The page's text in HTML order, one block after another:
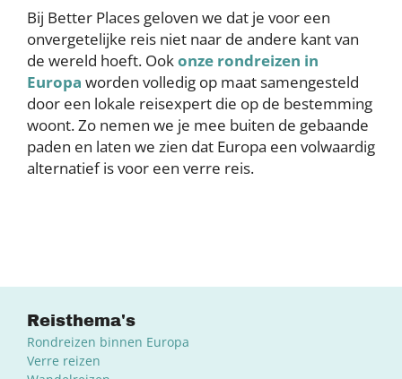
Bij Better Places geloven we dat je voor een
onvergetelijke reis niet naar de andere kant van
de wereld hoeft. Ookonze rondreizen in
Europa worden volledig op maat samengesteld
door een lokale reisexpert die op de bestemming
woont. Zo nemen we je mee buiten de gebaande
paden en laten we zien dat Europa een volwaardig
alternatief is voor een verre reis.
Reisthema's
Rondreizen binnen Europa
Verre reizen